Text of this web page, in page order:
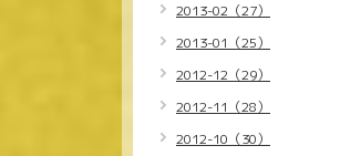
2013-02（27）
2013-01（25）
2012-12（29）
2012-11（28）
2012-10（30）